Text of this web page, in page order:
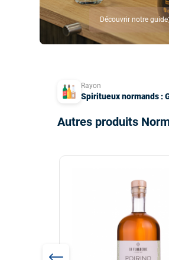
Découvrir notre guide
Rayon
Spiritueux normands :
Autres produits